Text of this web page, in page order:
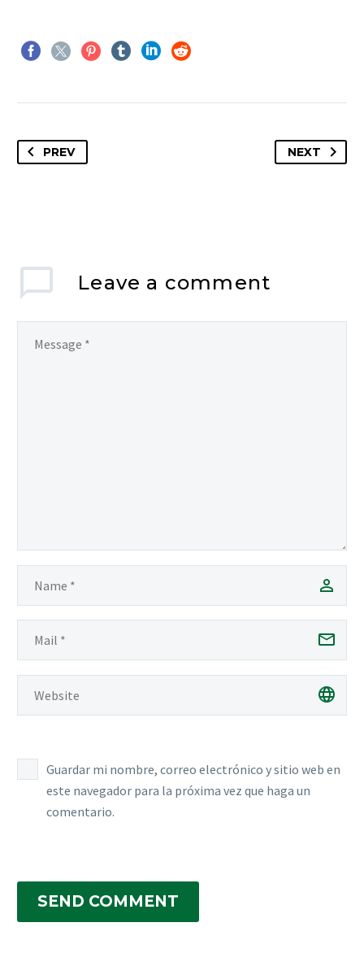
PREV NEXT
Leave a comment
Guardar mi nombre, correo electrónico y sitio web en
este navegador para la próxima vez que haga un
comentario.
SEND COMMENT